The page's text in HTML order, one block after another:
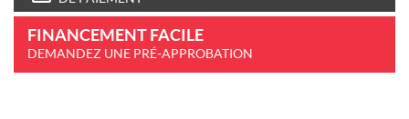
FINANCEMENT FACILE
DEMANDEZ UNE PRÉ-APPROBATION